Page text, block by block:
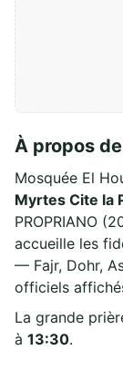
À propos
Mosquée El
Myrtes Cite la
PROPRIANO
accueille les
— Fajr, Dohr,
officiels
La grande
à 13:30.